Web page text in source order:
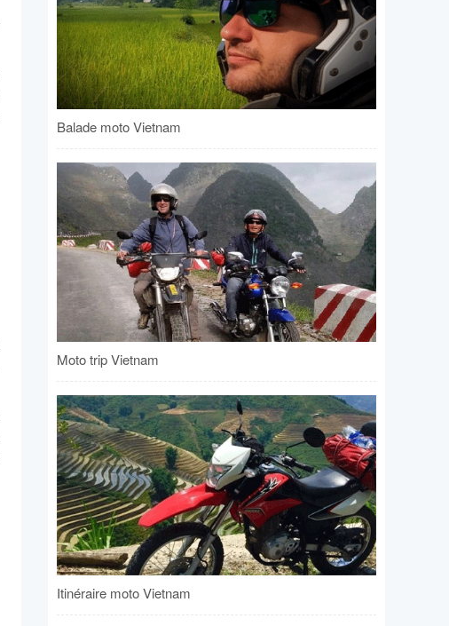
Balade moto Vietnam
Moto trip Vietnam
Itinéraire moto Vietnam